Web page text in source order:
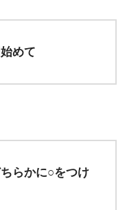
めて
らかに○をつけ